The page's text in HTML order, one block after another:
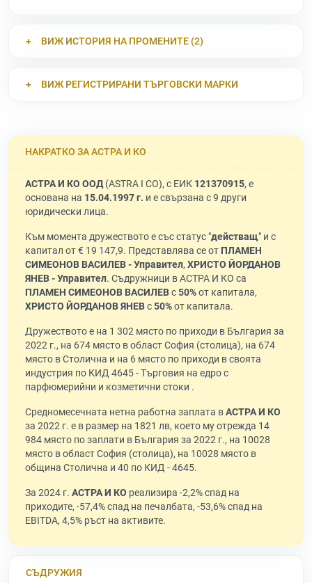
ВИЖ ИСТОРИЯ НА ПРОМЕНИТЕ (2)
ВИЖ РЕГИСТРИРАНИ ТЪРГОВСКИ МАРКИ
НАКРАТКО ЗА АСТРА И КО
АСТРА И КО ООД(ASTRA I CO), с ЕИК 121370915, е
основана на 15.04.1997 г. и е свързана с 9 други
юридически лица.
Към момента дружеството е със статус "действащ" и с
капитал от € 19 147,9. Представлява се от ПЛАМЕН
СИМЕОНОВ ВАСИЛЕВ - Управител, ХРИСТО ЙОРДАНОВ
ЯНЕВ - Управител. Съдружници в АСТРА И КО са
ПЛАМЕН СИМЕОНОВ ВАСИЛЕВс50%от капитала,
ХРИСТО ЙОРДАНОВ ЯНЕВс50%от капитала.
Дружеството е на 1 302 място по приходи в България за
2022 г., на 674 място в област София (столица), на 674
място в Столична и на 6 място по приходи в своята
индустрия по КИД 4645 - Търговия на едро с
парфюмерийни и козметични стоки .
Средномесечната нетна работна заплата вАСТРА И КО
за 2022 г. е в размер на 1821 лв, което му отрежда 14
984 място по заплати в България за 2022 г., на 10028
място в област София (столица), на 10028 място в
община Столична и 40 по КИД - 4645.
За 2024 г. АСТРА И КО реализира -2,2% спад на
приходите, -57,4% спад на печалбата, -53,6% спад на
EBITDA, 4,5% ръст на активите.
СЪДРУЖИЯ